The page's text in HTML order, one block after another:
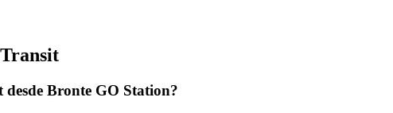
Bronte GO Station?